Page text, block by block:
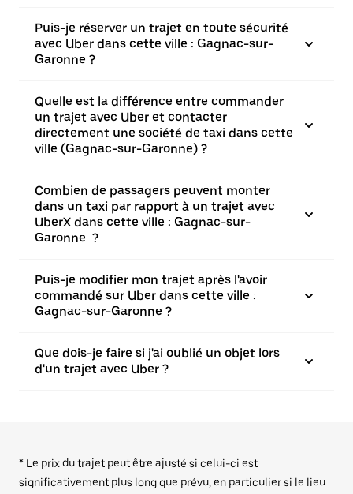
Puis-je réserver un trajet en toute sécurité
avec Uber dans cette ville : Gagnac-sur-
Garonne ?
Quelle est la différence entre commander
un trajet avec Uber et contacter
directement une société de taxi dans cette
ville (Gagnac-sur-Garonne) ?
Combien de passagers peuvent monter
dans un taxi par rapport à un trajet avec
UberX dans cette ville : Gagnac-sur-
Garonne ?
Puis-je modifier mon trajet après l'avoir
commandé sur Uber dans cette ville :
Gagnac-sur-Garonne ?
Que dois-je faire si j'ai oublié un objet lors
d'un trajet avec Uber ?
* Le prix du trajet peut être ajusté si celui-ci est
significativement plus long que prévu, en particulier si le lieu